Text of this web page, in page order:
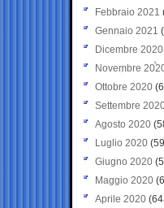
Febbraio 2021
Gennaio 2021
Dicembre 2020
Novembre
Ottobre 2020
Settembre
Agosto 2020
Luglio 2020
Giugno 2020
Maggio 2020
Aprile 2020